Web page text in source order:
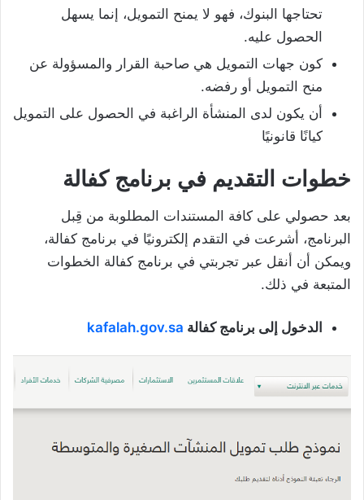
تحتاجها البنوك، فهو لا يمنح التمويل، إنما يسهل
الحصول عليه.
كون جهات التمويل هي صاحبة القرار والمسؤولة عن
منح التمويل أو رفضه.
أن يكون لدى المنشأة الراغبة في الحصول على التمويل
كيانًا قانونيًا
خطوات التقديم في برنامج كفالة
بعد حصولي على كافة المستندات المطلوبة من قِبل
البرنامج، أشرعت في التقدم إلكترونيًا في برنامج كفالة،
ويمكن أن أنقل عبر تجربتي في برنامج كفالة الخطوات
المتبعة في ذلك.
الدخول إلى برنامج كفالة kafalah.gov.sa